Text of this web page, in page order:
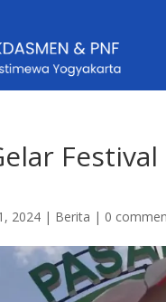
2024 | Berita | 0